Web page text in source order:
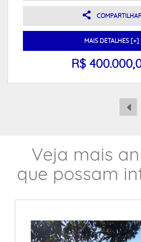
MAIS DETALHES [+]
R$
Veja mais
que possam